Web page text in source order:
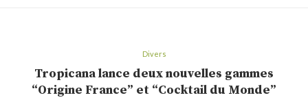
Divers
Tropicana lance deux nouvelles gammes
“Origine France” et “Cocktail du Monde”